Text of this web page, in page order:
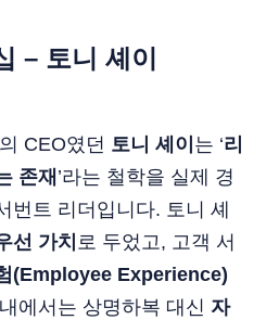
– 토니 셰이
의 CEO였던 토니 셰이 는 ‘리
존재 ’라는 철학을 실제 경
번트 리더입니다. 토니 셰
선 가치 로 두었고, 고객 서
(Employee Experience)
에서는 상명하복 대신 자